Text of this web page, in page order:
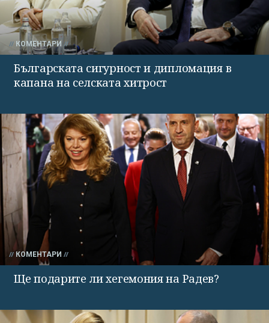
КОМЕНТАРИ
Българската сигурност и дипломация в
капана на селската хитрост
КОМЕНТАРИ
Ще подарите ли хегемония на Радев?